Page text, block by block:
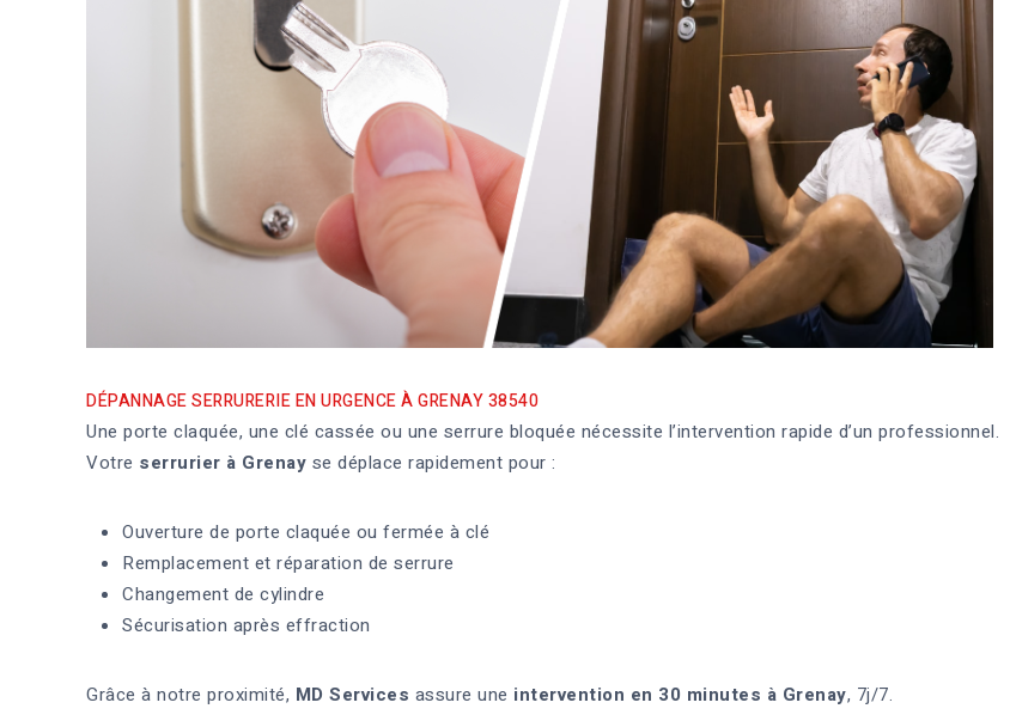
DÉPANNAGE SERRURERIE EN URGENCE À GRENAY 38540
Une porte claquée, une clé cassée ou une serrure bloquée nécessite l’intervention rapide d’un professionnel.
Votre serrurier à Grenay se déplace rapidement pour :
Ouverture de porte claquée ou fermée à clé
Remplacement et réparation de serrure
Changement de cylindre
Sécurisation après effraction
Grâce à notre proximité, MD Services assure une intervention en 30 minutes à Grenay, 7j/7.